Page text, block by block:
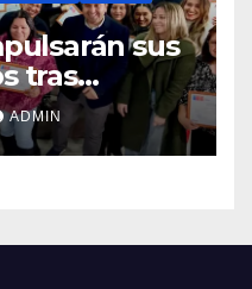
sus
tras
FOSIS
ADMIN